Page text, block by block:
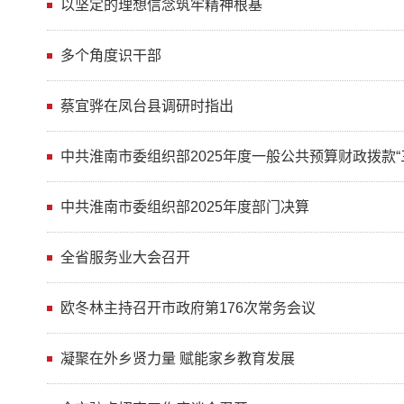
以坚定的理想信念筑牢精神根基
多个角度识干部
蔡宜骅在凤台县调研时指出
中共淮南市委组织部2025年度一般公共预算财政拨款
中共淮南市委组织部2025年度部门决算
全省服务业大会召开
欧冬林主持召开市政府第176次常务会议
凝聚在外乡贤力量 赋能家乡教育发展